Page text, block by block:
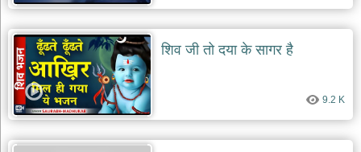
शिव जी तो दया के सागर है
9.2 K